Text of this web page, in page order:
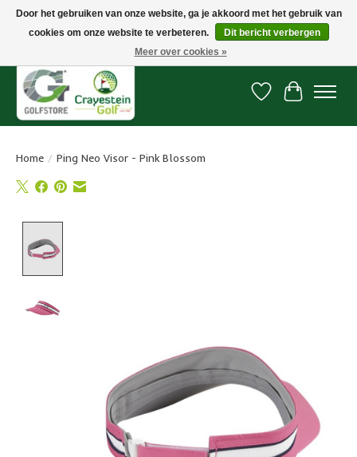
Snelle levering, gratis vanaf € 100. Onze oncourse Golfshop in Dordrecht is
Verlanglijst
Home / Ping Neo Visor - Pink Blossom
Door het gebruiken van onze website, ga je akkoord met het gebruik van
cookies om onze website te verbeteren.
Dit bericht verbergen
Meer over cookies »